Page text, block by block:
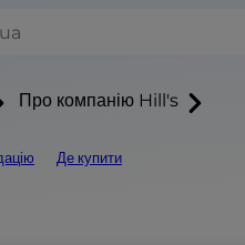
Про компанію Hill's
Де купити